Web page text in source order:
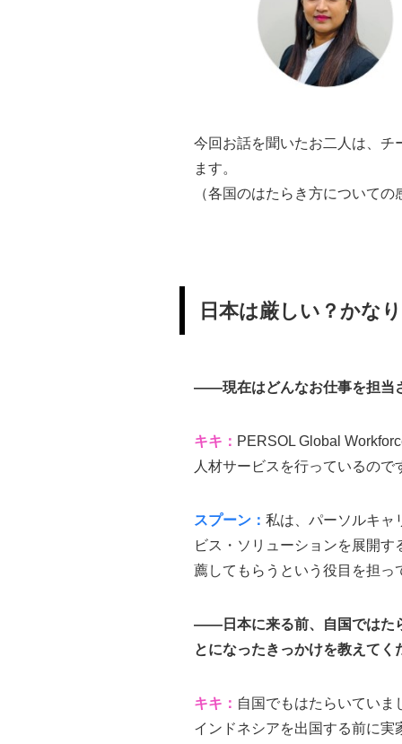
今回お話を聞いたお二人は、チ
ます。
（各国のはたらき方について
日本は厳しい？かな
——現在はどんなお仕事を担当
キキ： PERSOL Global
人材サービスを行っているの
スプーン： 私は、パーソルキャ
ビス・ソリューションを展開
薦してもらうという役目を担っ
——日本に来る前、自国ではた
とになったきっかけを教えてく
キキ： 自国でもはたらいてい
インドネシアを出国する前に